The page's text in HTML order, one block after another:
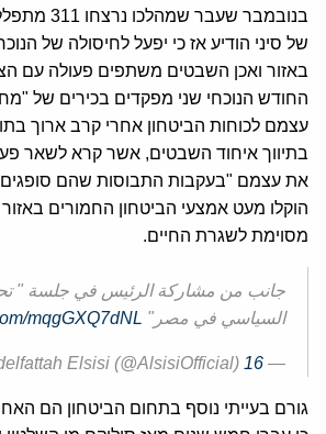
בנובמבר
של סיני הודיע אז כי יפעל לחיסולה של
באזור ואכן השבטים משתפים פעולה עם
החודש הנוכחי שני מפקדים בכירים של
עצמם לכוחות הביטחון אחרי קרב ארוך
בתיווך איחוד השבטים, אשר קרא לשאר
את עצמם "בעקבות התבוסות שהם
הוקלו מעט אמצעי הביטחון החמורים
מסוימת לשגרת החיים.
جانب من مشاركة الرئيس في جلسة "
السياسي في مصر" mqgGXQ7dNL
— Abdelfattah Elsisi (@AlsisiOfficial) 16 במאי 2018
גורם בעייתי נוסף בתחום הביטחון הם